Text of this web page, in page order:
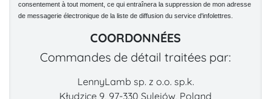
consentement à tout moment, ce qui entraînera la suppression de mon adresse
de messagerie électronique de la liste de diffusion du service d'infolettres.
COORDONNÉES
Commandes de détail traitées par:
LennyLamb sp. z o.o. sp.k.
Kłudzice 9, 97-330 Sulejów, Poland